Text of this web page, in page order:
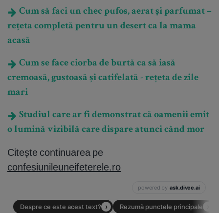
Cum să faci un chec pufos, aerat și parfumat –
rețeta completă pentru un desert ca la mama
acasă
Cum se face ciorba de burtă ca să iasă
cremoasă, gustoasă și catifelată - rețeta de zile
mari
Studiul care ar fi demonstrat că oamenii emit
o lumină vizibilă care dispare atunci când mor
Citește continuarea pe
confesiunileuneifeterele.ro